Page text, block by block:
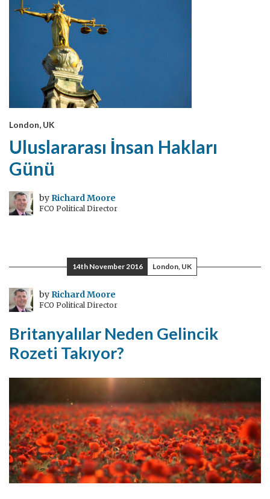
London, UK
Uluslararası İnsan Hakları
Günü
by Richard Moore
FCO Political Director
14th November 2016 London, UK
by Richard Moore
FCO Political Director
Britanyalılar Neden Gelincik
Rozeti Takıyor?